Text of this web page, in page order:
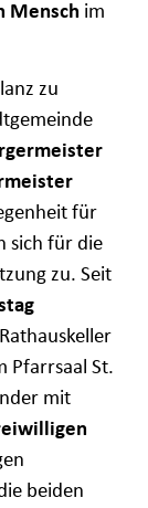
Mensch im
zu
für
sich für die
zu. Seit
Pfarrsaal St.
mit
beiden